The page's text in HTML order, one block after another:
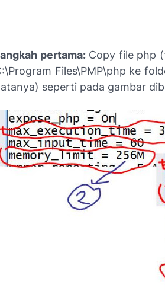
pertama:Copy file php
Files\PMP\php ke
seperti pada gambar